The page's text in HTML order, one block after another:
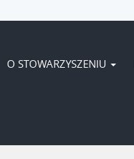
O STOWARZYSZENIU